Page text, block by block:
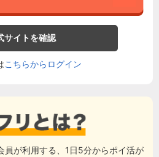
サイトを確認
こちらからログイン
員が利用する、1日5分からポイ活が